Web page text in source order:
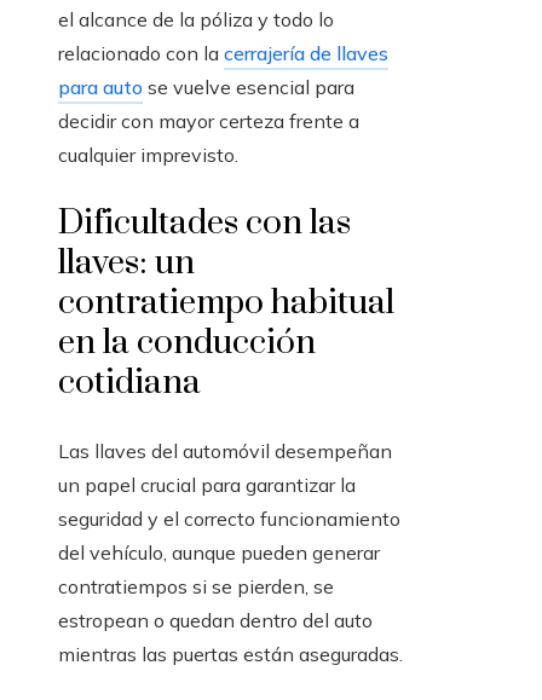
el alcance de la póliza y todo lo
relacionado con la cerrajería de llaves
para auto se vuelve esencial para
decidir con mayor certeza frente a
cualquier imprevisto.
Dificultades con las
llaves: un
contratiempo habitual
en la conducción
cotidiana
Las llaves del automóvil desempeñan
un papel crucial para garantizar la
seguridad y el correcto funcionamiento
del vehículo, aunque pueden generar
contratiempos si se pierden, se
estropean o quedan dentro del auto
mientras las puertas están aseguradas.